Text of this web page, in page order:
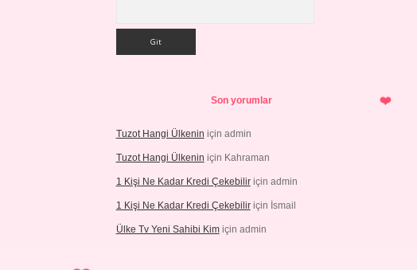
Son yorumlar
Tuzot Hangi Ülkenin için admin
Tuzot Hangi Ülkenin için Kahraman
1 Kişi Ne Kadar Kredi Çekebiliriçin admin
1 Kişi Ne Kadar Kredi Çekebiliriçin İsmail
Ülke Tv Yeni Sahibi Kimiçin admin